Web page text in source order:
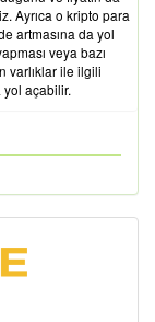
Ayrıca o kripto para
artmasına da yol
veya bazı
varlıklar ile ilgili
yol açabilir.